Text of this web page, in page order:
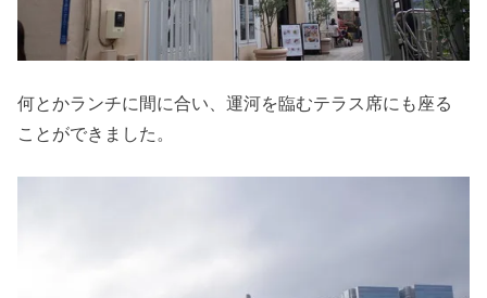
何とかランチに間に合い、運河を臨むテラス席にも座る
ことができました。